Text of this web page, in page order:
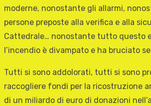
moderne, nonostante gli allarmi,
persone preposte alla verifica e alla
Cattedrale… nonostante tutto questo
l’incendio è divampato e ha bruciato
Tutti si sono addolorati, tutti si sono
raccogliere fondi per la ricostruzione
di un miliardo di euro di donazioni